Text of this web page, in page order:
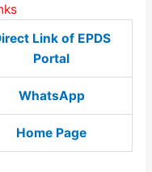
Link of EPDS
Portal
WhatsApp
Home Page